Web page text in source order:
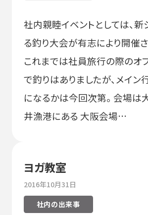
社内親睦イベントとしては、新
る釣り大会が有志により開催さ
これまでは社員旅行の際のオ
で釣りはありましたが、メイン
になるかは今回次第。 会場は
井漁港にある 大阪会場…
ヨガ教室
2016年10月31日
社内の出来事